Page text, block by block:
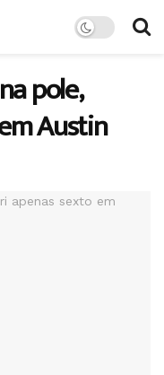
pole,
Austin